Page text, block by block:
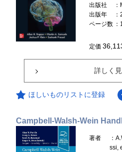
出版社
出版年
ページ数
定価
詳しく
ほしいものリストに登録
Campbell-Walsh-Wein
著者
：
ssi,